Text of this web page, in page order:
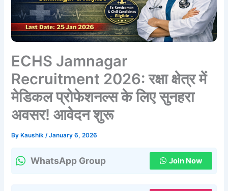
ECHS Jamnagar
Recruitment 2026: रक्षा क्षेत्र में
मेडिकल प्रोफेशनल्स के लिए सुनहरा
अवसर! आवेदन शुरू
By Kaushik/January 6, 2026
WhatsApp Group Join Now